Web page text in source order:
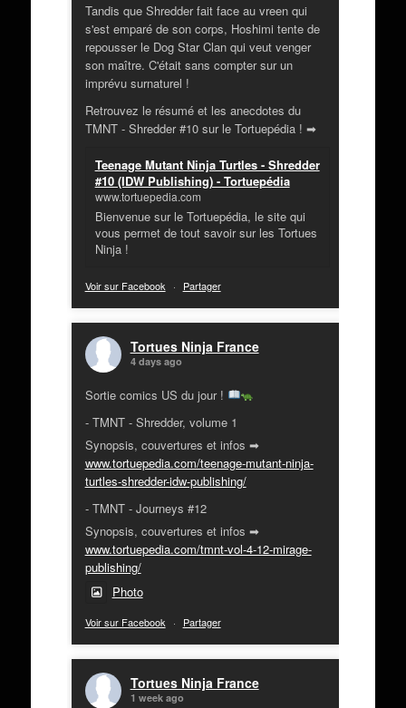
Tandis que Shredder fait face au vreen qui
s'est emparé de son corps, Hoshimi tente de
repousser le Dog Star Clan qui veut venger
son maître. C'était sans compter sur un
imprévu surnaturel !
Retrouvez le résumé et les anecdotes du
TMNT - Shredder #10 sur le Tortuepédia ! ➡
Teenage Mutant Ninja Turtles - Shredder
#10 (IDW Publishing) - Tortuepédia
www.tortuepedia.com
Bienvenue sur le Tortuepédia, le site qui
vous permet de tout savoir sur les Tortues
Ninja !
Voir sur Facebook · Partager
Tortues Ninja France
4 days ago
Sortie comics US du jour !
- TMNT - Shredder, volume 1
Synopsis, couvertures et infos ➡
www.tortuepedia.com/teenage-mutant-ninja-
turtles-shredder-idw-publishing/
- TMNT - Journeys #12
Synopsis, couvertures et infos ➡
www.tortuepedia.com/tmnt-vol-4-12-mirage-
publishing/
Photo
Voir sur Facebook · Partager
Tortues Ninja France
1 week ago